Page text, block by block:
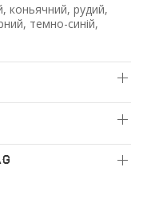
коньячний, рудий,
темно-синій,